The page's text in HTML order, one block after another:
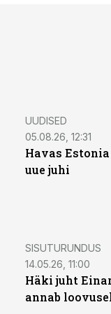
UUDISED
05.08.26, 12:31
Havas
uue juhi
ST
SISUTURUNDUS
14.05.26, 11:00
Häki juht
annab